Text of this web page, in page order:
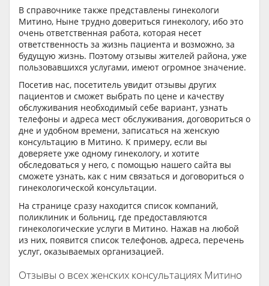
В справочнике также представлены гинекологи
Митино, Ныне трудно довериться гинекологу, ибо это
очень ответственная работа, которая несет
ответственность за жизнь пациента и возможно, за
будущую жизнь. Поэтому отзывы жителей района, уже
пользовавшихся услугами, имеют огромное значение.
Посетив нас, посетитель увидит отзывы других
пациентов и сможет выбрать по цене и качеству
обслуживания необходимый себе вариант, узнать
телефоны и адреса мест обслуживания, договориться о
дне и удобном времени, записаться на женскую
консультацию в Митино. К примеру, если вы
доверяете уже одному гинекологу, и хотите
обследоваться у него, с помощью нашего сайта вы
сможете узнать, как с ним связаться и договориться о
гинекологической консультации.
На странице сразу находится список компаний,
поликлиник и больниц, где предоставляются
гинекологические услуги в Митино. Нажав на любой
из них, появится список телефонов, адреса, перечень
услуг, оказываемых организацией.
Отзывы о всех женских консультациях Митино